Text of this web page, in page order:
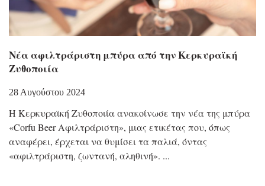
Νέα αφιλτράριστη μπύρα από την Κερκυραϊκή
Ζυθοποιία
28 Αυγούστου 2024
Η Κερκυραϊκή Ζυθοποιία ανακοίνωσε την νέα της μπύρα
«Corfu Beer Αφιλτράριστη», μιας ετικέτας που, όπως
αναφέρει, έρχεται να θυμίσει τα παλιά, όντας
«αφιλτράριστη, ζωντανή, αληθινή».